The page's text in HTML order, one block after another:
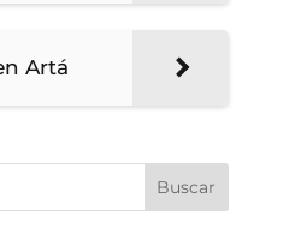
Artá
Buscar